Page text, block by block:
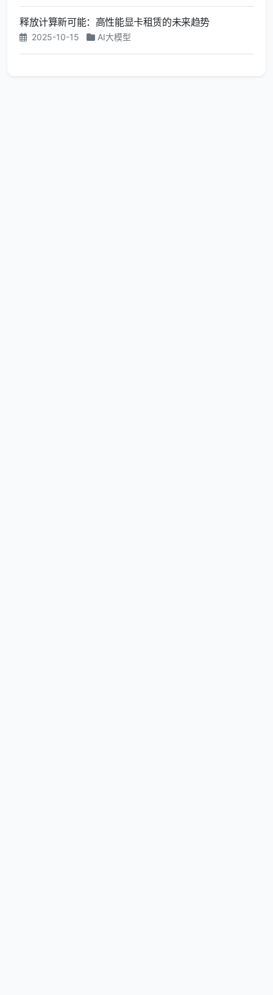
释放计算新可能：高性能显卡租赁的未来趋势
2025-10-15 AI大模型